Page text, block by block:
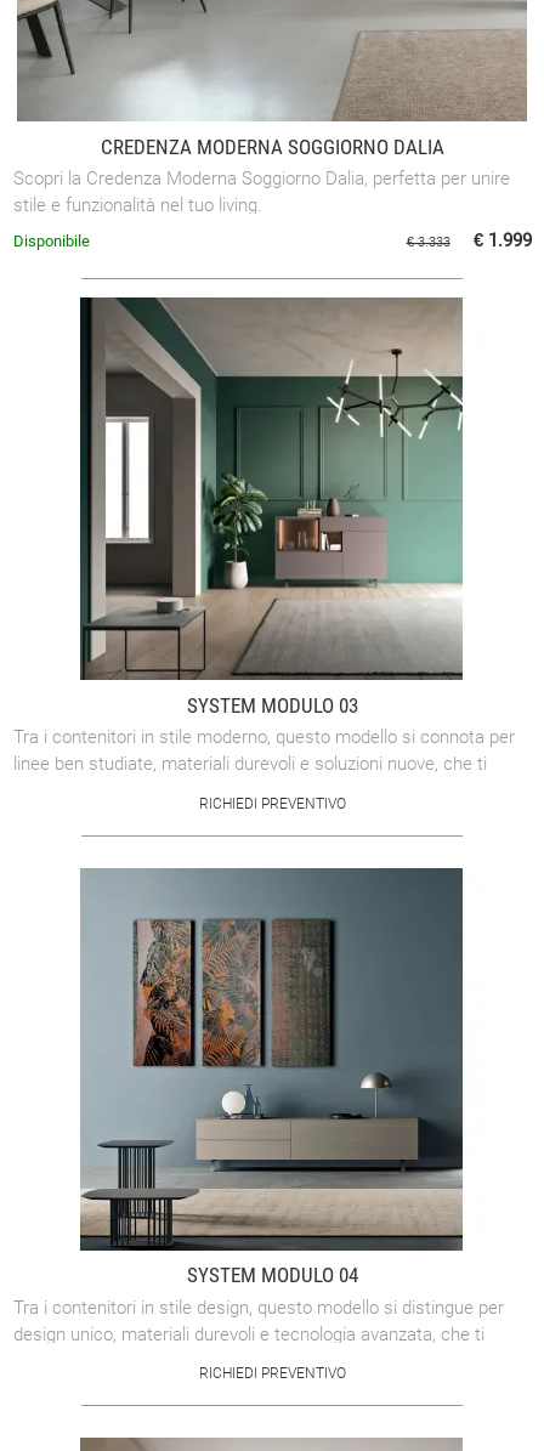
CREDENZA MODERNA SOGGIORNO DALIA
Scopri la Credenza Moderna Soggiorno Dalia, perfetta per unire
stile e funzionalità nel tuo living.
€ 3.333 € 1.999
Disponibile
SYSTEM MODULO 03
Tra i contenitori in stile moderno, questo modello si connota per
linee ben studiate, materiali durevoli e soluzioni nuove, che ti
RICHIEDI PREVENTIVO
SYSTEM MODULO 04
Tra i contenitori in stile design, questo modello si distingue per
design unico, materiali durevoli e tecnologia avanzata, che ti
RICHIEDI PREVENTIVO